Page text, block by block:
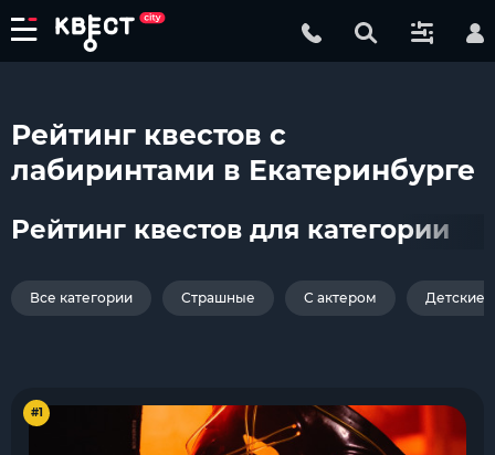
Рейтинг квестов с
лабиринтами в Екатеринбурге
Рейтинг квестов для категории
Все категории Страшные С актером Детские
#1